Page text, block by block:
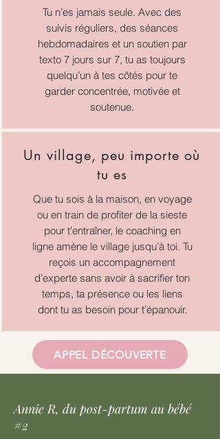
Tu n’es jamais seule. Avec des
suivis réguliers, des séances
hebdomadaires et un soutien par
texto 7 jours sur 7, tu as toujours
quelqu’un à tes côtés pour te
garder concentrée, motivée et
soutenue.
Un village, peu importe où
tu es
Que tu sois à la maison, en voyage
ou en train de profiter de la sieste
pour t’entraîner, le coaching en
ligne amène le village jusqu’à toi. Tu
reçois un accompagnement
d’experte sans avoir à sacrifier ton
temps, ta présence ou les liens
dont tu as besoin pour t’épanouir.
APPEL DÉCOUVERTE
Annie R, du post-partum au bébé
#2